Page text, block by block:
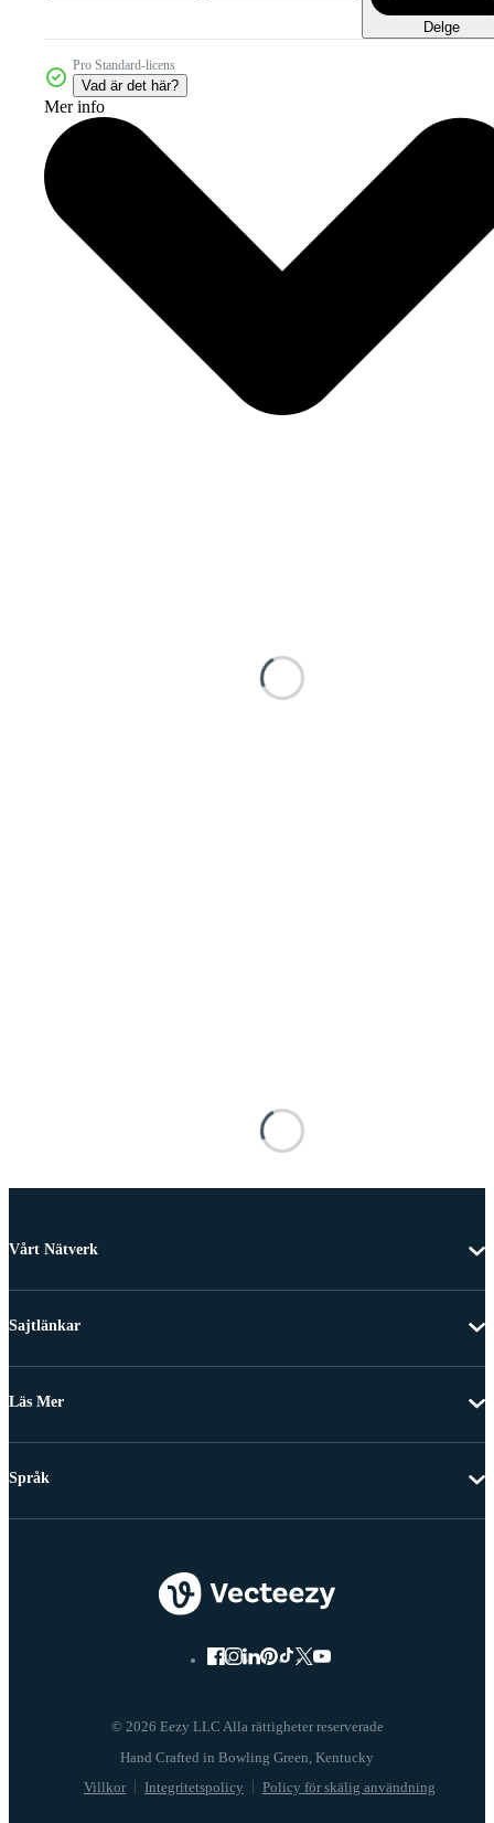
Delge
Pro Standard-licens
Vad är det här?
Mer info
Vårt Nätverk
Sajtlänkar
Läs Mer
© 2026 Eezy LLC Alla rättigheter reserverade
Villkor Integritetspolicy Policy för skälig användning
Språk